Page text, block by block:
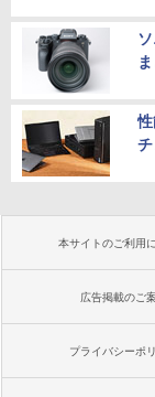
チ
本サイトのご利用
広告掲載のご
プライバシーポ